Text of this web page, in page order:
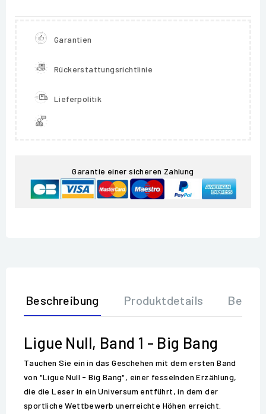
Garantien
Rückerstattungsrichtlinie
Lieferpolitik
Garantie einer sicheren Zahlung
Beschreibung Produktdetails
Ligue Null, Band 1 - Big Bang
Tauchen Sie ein in das Geschehen mit dem ersten Band
von "Ligue Null - Big Bang", einer fesselnden Erzählung,
die die Leser in ein Universum entführt, in dem der
sportliche Wettbewerb unerreichte Höhen erreicht.